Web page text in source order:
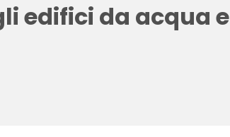
edifici da acqua e